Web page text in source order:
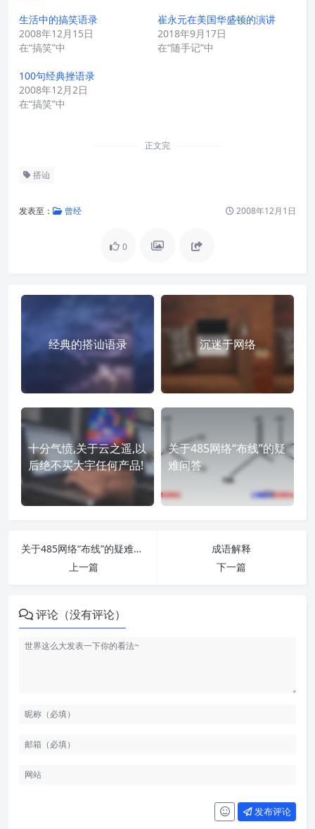
生活中的搞笑语录
2008年12月15日
在“搞笑”中
崔永元在美国华盛顿的演讲
2018年9月17日
在“随手记”中
100句经典挫语录
2008年12月2日
在“搞笑”中
正文完
搭讪
发表至： 曾经 2008年12月1日
0
经典的搭讪语录 沉迷于网络
十分气愤,关于云之遥,以
后绝不买大宇任何产品!
关于485网络“布线”的疑
难问答
关于485网络“布线”的疑难问答
上一篇
成语解释
下一篇
评论（没有评论）
发布评论